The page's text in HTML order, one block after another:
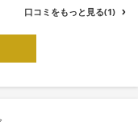
口コミをもっと見る(1)